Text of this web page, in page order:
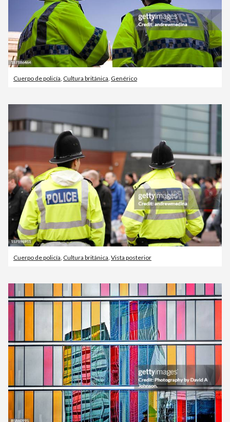
Cuerpo de policía Cultura británica Genérico
Cuerpo de policía, Cultura británica, Vista posterior